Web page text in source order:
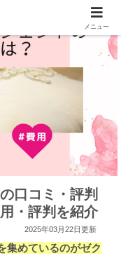
口コミ・評判
・評判を紹介
2025年03月22日更新
集めているのがゼク
メニュー